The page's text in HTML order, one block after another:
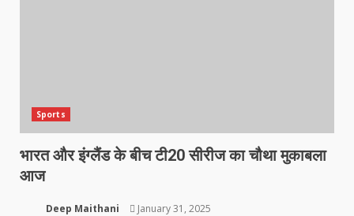
Sports
भारत और इंग्लैंड के बीच टी20 सीरीज का चौथा मुकाबला
आज
Deep Maithani January 31, 2025